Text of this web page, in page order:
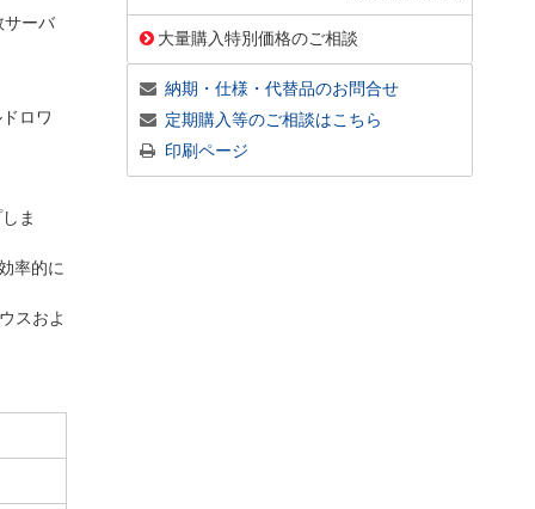
大量購入特別価格のご相談
納期・仕様・代替品のお問合せ
定期購入等のご相談はこちら
印刷ページ
サーバ
ロワ
ま
率的に
スおよ